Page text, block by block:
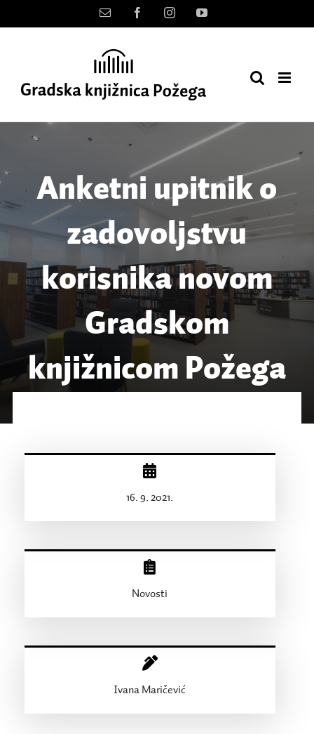
to
Kontakt FacebookInstagramYouTube
Anketni upitnik o
zadovoljstvu
korisnika novom
Gradskom
knjižnicom Požega
16. 9. 2021.
Novosti
Ivana Maričević